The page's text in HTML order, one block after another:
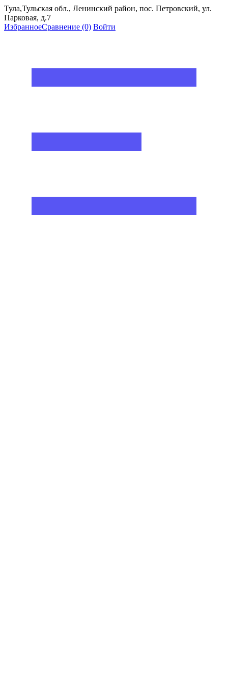
Тула,Тульская обл., Ленинский район, пос. Петровский, ул.
Парковая, д.7
ИзбранноеСравнение (0) Войти